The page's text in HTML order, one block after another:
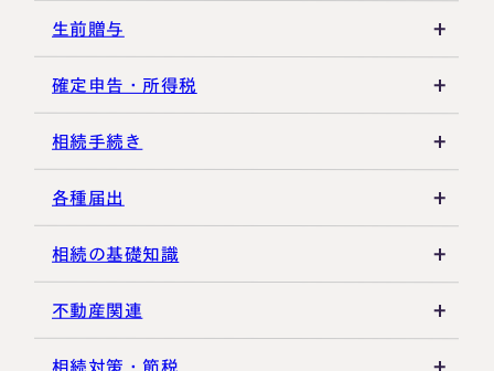
相続税の基礎知識
税務調査・申告実務
各種控除・特例
生前贈与
贈与税の基礎知識
贈与の特例制度
生前贈与
その他贈与関連
確定申告・所得税
譲渡所得
その他所得税
相続手続き
遺言書
遺留分
遺産分割
相続登記・名義変更
各種届出
税金の納付
死亡届・届出関連
延納・物納
相続の基礎知識
法定相続人・法定相続分
相続財産
不動産関連
建物・マンション評価
相続対策・節税